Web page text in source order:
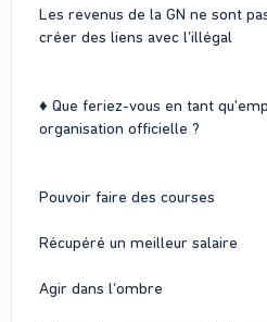
Les revenus de la GN ne sont
créer des liens avec l’illégal
♦ Que feriez-vous en tant
organisation officielle ?
Pouvoir faire des courses
Récupéré un meilleur salaire
Agir dans l’ombre